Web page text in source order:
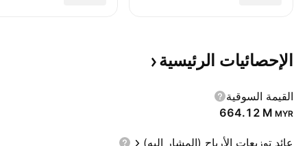
الإحصائيات الرئيسية
القيمة السوقية
‪664.12 M‬ MYR
عائد توزيعات الأرباح (المشار إليه)